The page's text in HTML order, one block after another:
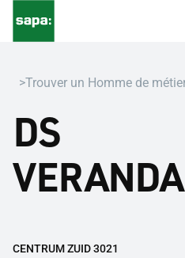
Trouver un Homme de
DS
CENTRUM ZUID 3021